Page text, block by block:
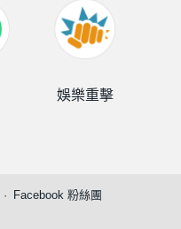
娛樂重擊
Facebook 粉絲團